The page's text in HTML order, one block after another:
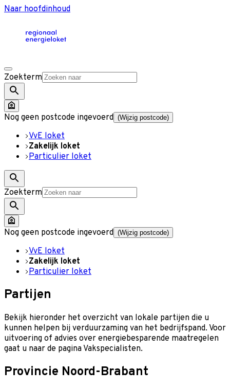
Naar hoofdinhoud
Zoekterm
Nog geen postcode ingevoerd (Wijzig postcode)
VvE loket
Zakelijk loket
Particulier loket
Zoekterm
Nog geen postcode ingevoerd (Wijzig postcode)
VvE loket
Zakelijk loket
Particulier loket
Partijen
Bekijk hieronder het overzicht van lokale partijen die u
kunnen helpen bij verduurzaming van het bedrijfspand. Voor
uitvoering of advies over energiebesparende maatregelen
gaat u naar de pagina Vakspecialisten.
Provincie Noord-Brabant